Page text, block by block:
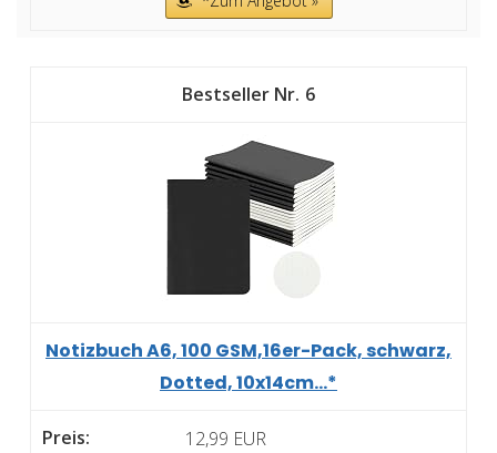
6
Notizbuch A6, 100 GSM,16er-Pack, schwarz,
Dotted, 10x14cm...*
12,99 EUR